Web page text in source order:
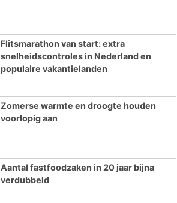
Flitsmarathon van start: extra
snelheidscontroles in Nederland en
populaire vakantielanden
Zomerse warmte en droogte houden
voorlopig aan
Aantal fastfoodzaken in 20 jaar bijna
verdubbeld